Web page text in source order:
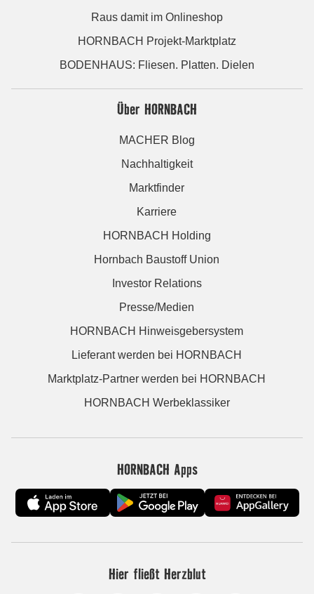
Raus damit im Onlineshop
HORNBACH Projekt-Marktplatz
BODENHAUS: Fliesen. Platten. Dielen
Über HORNBACH
MACHER Blog
Nachhaltigkeit
Marktfinder
Karriere
HORNBACH Holding
Hornbach Baustoff Union
Investor Relations
Presse/Medien
HORNBACH Hinweisgebersystem
Lieferant werden bei HORNBACH
Marktplatz-Partner werden bei HORNBACH
HORNBACH Werbeklassiker
HORNBACH Apps
Hier fließt Herzblut